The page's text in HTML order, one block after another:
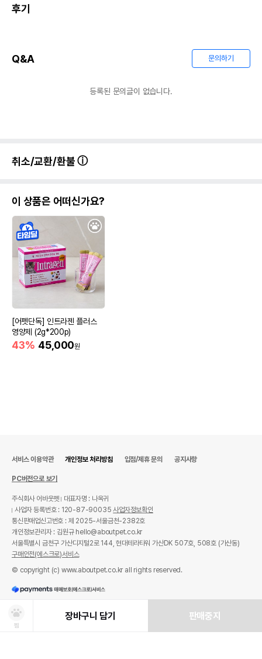
후기
Q&A 문의하기
등록된 문의글이 없습니다.
취소/교환/환불
이 상품은 어떠신가요?
[어펫단독] 인트라젠 플러스
영양제 (2g*200p)
43% 45,000원
찜
장바구니 담기 판매중지
서비스 이용약관 개인정보 처리방침 입점/제휴 문의 공지사항
PC버전으로 보기
주식회사 어바웃펫
대표자명 : 나옥귀
사업자 등록번호 : 120-87-90035사업자정보확인
통신판매업신고번호 : 제 2025-서울금천-2382호
개인정보관리자 : 김원규 hello@aboutpet.co.kr
서울특별시 금천구 가산디지털2로 144, 현대테라타워 가산DK 507호, 508호 (가산동)
구매안전(에스크로)서비스
© copyright (c) www.aboutpet.co.kr all rights reserved.